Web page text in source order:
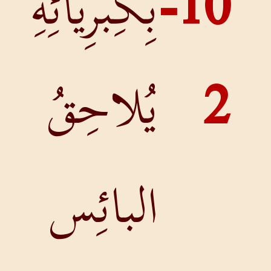
يُلاحِقُ
البائِس